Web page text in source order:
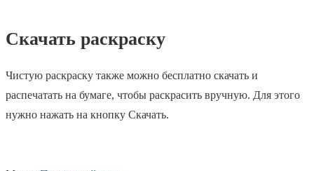
Скачать раскраску
Чистую раскраску также можно бесплатно скачать и
распечатать на бумаге, чтобы раскрасить вручную. Для этого
нужно нажать на кнопку Скачать.